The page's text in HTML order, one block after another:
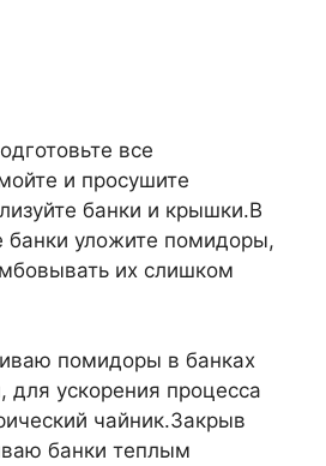
все
и просушите
банки и крышки.В
банки уложите помидоры,
их слишком
помидоры в банках
для ускорения процесса
чайник.Закрыв
банки теплым